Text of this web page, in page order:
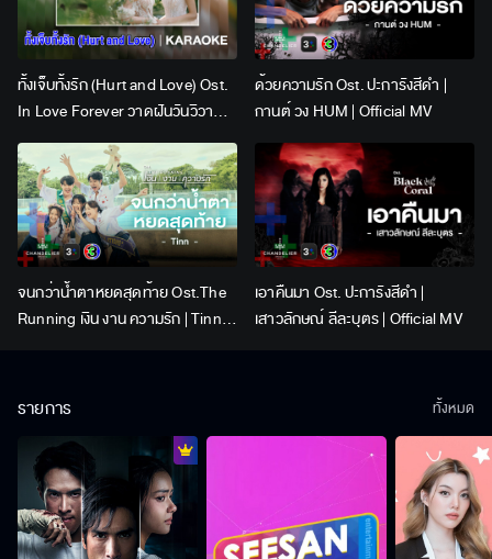
ทั้งเจ็บทั้งรัก (Hurt and Love) Ost.
In Love Forever วาดฝันวันวิวาห์ |
Lingling Kwong x Orm
Kornnaphat | Official Karaoke
ด้วยความรัก Ost. ปะการังสีดำ |
กานต์ วง HUM | Official MV
จนกว่าน้ำตาหยดสุดท้าย Ost.The
Running เงิน งาน ความรัก | Tinn |
เอาคืนมา Ost. ปะการังสีดำ |
เสาวลักษณ์ ลีละบุตร | Official MV
รายการ ทั้งหมด